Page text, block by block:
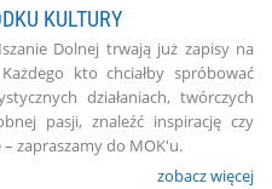
KULTURY
Dolnej trwają już zapisy na
kto chciałby spróbować
działaniach, twórczych
pasji, znaleźć inspirację czy
zapraszamy do MOK'u.
zobacz więcej